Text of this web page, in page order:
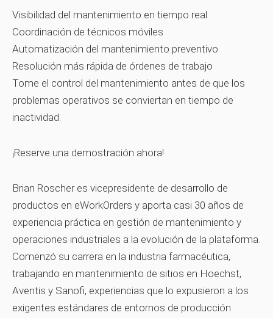
Visibilidad del mantenimiento en tiempo real
Coordinación de técnicos móviles
Automatización del mantenimiento preventivo
Resolución más rápida de órdenes de trabajo
Tome el control del mantenimiento antes de que los
problemas operativos se conviertan en tiempo de
inactividad.
¡Reserve una demostración ahora!
Brian Roscher es vicepresidente de desarrollo de
productos en eWorkOrders y aporta casi 30 años de
experiencia práctica en gestión de mantenimiento y
operaciones industriales a la evolución de la plataforma.
Comenzó su carrera en la industria farmacéutica,
trabajando en mantenimiento de sitios en Hoechst,
Aventis y Sanofi, experiencias que lo expusieron a los
exigentes estándares de entornos de producción